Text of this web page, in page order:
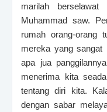
marilah
Muhammad saw.
rumah orang-orang
mereka yang
apa jua
menerima kita
tentang diri kita.
dengan sabar